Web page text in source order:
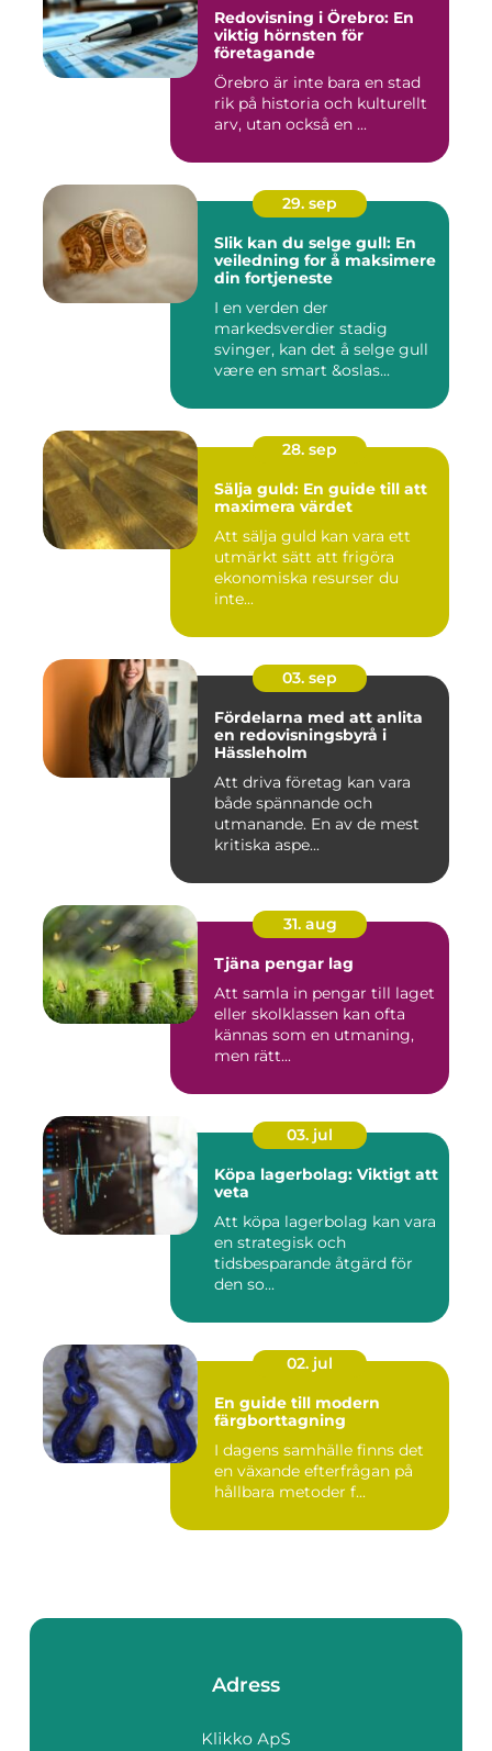
Redovisning i Örebro: En
viktig hörnsten för
företagande
Örebro är inte bara en stad
rik på historia och kulturellt
arv, utan också en ...
29. sep
Slik kan du selge gull: En
veiledning for å maksimere
din fortjeneste
I en verden der
markedsverdier stadig
svinger, kan det å selge gull
være en smart &oslas...
28. sep
Sälja guld: En guide till att
maximera värdet
Att sälja guld kan vara ett
utmärkt sätt att frigöra
ekonomiska resurser du
inte...
03. sep
Fördelarna med att anlita
en redovisningsbyrå i
Hässleholm
Att driva företag kan vara
både spännande och
utmanande. En av de mest
kritiska aspe...
31. aug
Tjäna pengar lag
Att samla in pengar till laget
eller skolklassen kan ofta
kännas som en utmaning,
men rätt...
03. jul
Köpa lagerbolag: Viktigt att
veta
Att köpa lagerbolag kan vara
en strategisk och
tidsbesparande åtgärd för
den so...
02. jul
En guide till modern
färgborttagning
I dagens samhälle finns det
en växande efterfrågan på
hållbara metoder f...
Adress